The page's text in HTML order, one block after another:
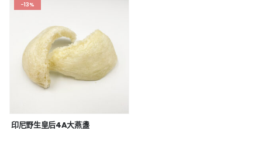
-13%
印尼野生皇后4A大燕盞